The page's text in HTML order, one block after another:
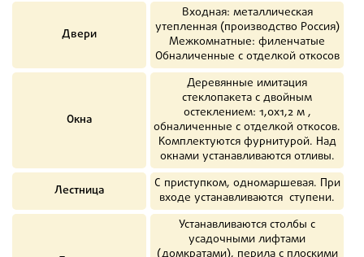
Двери
Входная: металлическая
утепленная (производство Россия)
Межкомнатные: филенчатые
Обналиченные с отделкой откосов
Окна
Деревянные имитация
стеклопакета с двойным
остеклением: 1,0х1,2 м ,
обналиченные с отделкой откосов.
Комплектуются фурнитурой. Над
окнами устанавливаются отливы.
Лестница
С приступком, одномаршевая. При
входе устанавливаются ступени.
Устанавливаются столбы с
усадочными лифтами